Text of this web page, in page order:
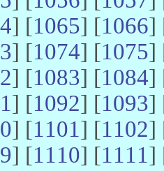
] [1065] [1066]
] [1074] [1075]
] [1083] [1084]
] [1092] [1093]
] [1101] [1102]
] [1110] [1111]